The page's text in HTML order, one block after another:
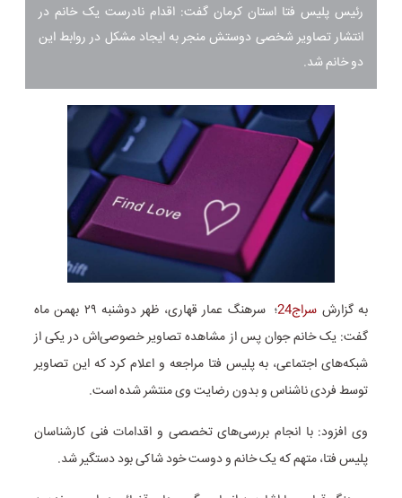
رئیس پلیس فتا استان کرمان گفت: اقدام نادرست یک خانم در
انتشار تصاویر شخصی دوستش منجر به ایجاد مشکل در روابط این
دو خانم شد.
به گزارش سراج24
؛ سرهنگ عمار قهاری، ظهر دوشنبه ۲۹ بهمن ماه
گفت: یک خانم جوان پس از مشاهده تصاویر خصوصی‌اش در یکی از
شبکه‌های اجتماعی، به پلیس فتا مراجعه و اعلام کرد که این تصاویر
توسط فردی ناشناس و بدون رضایت وی منتشر شده است.
وی افزود: با انجام بررسی‌های تخصصی و اقدامات فنی کارشناسان
پلیس فتا، متهم که یک خانم و دوست خود شاکی بود دستگیر شد.